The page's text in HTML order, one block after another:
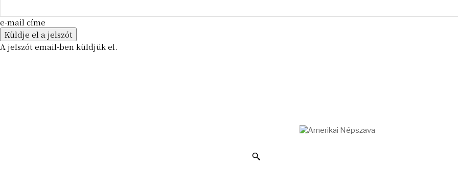
e-mail címe
A jelszót email-ben küldjük el.